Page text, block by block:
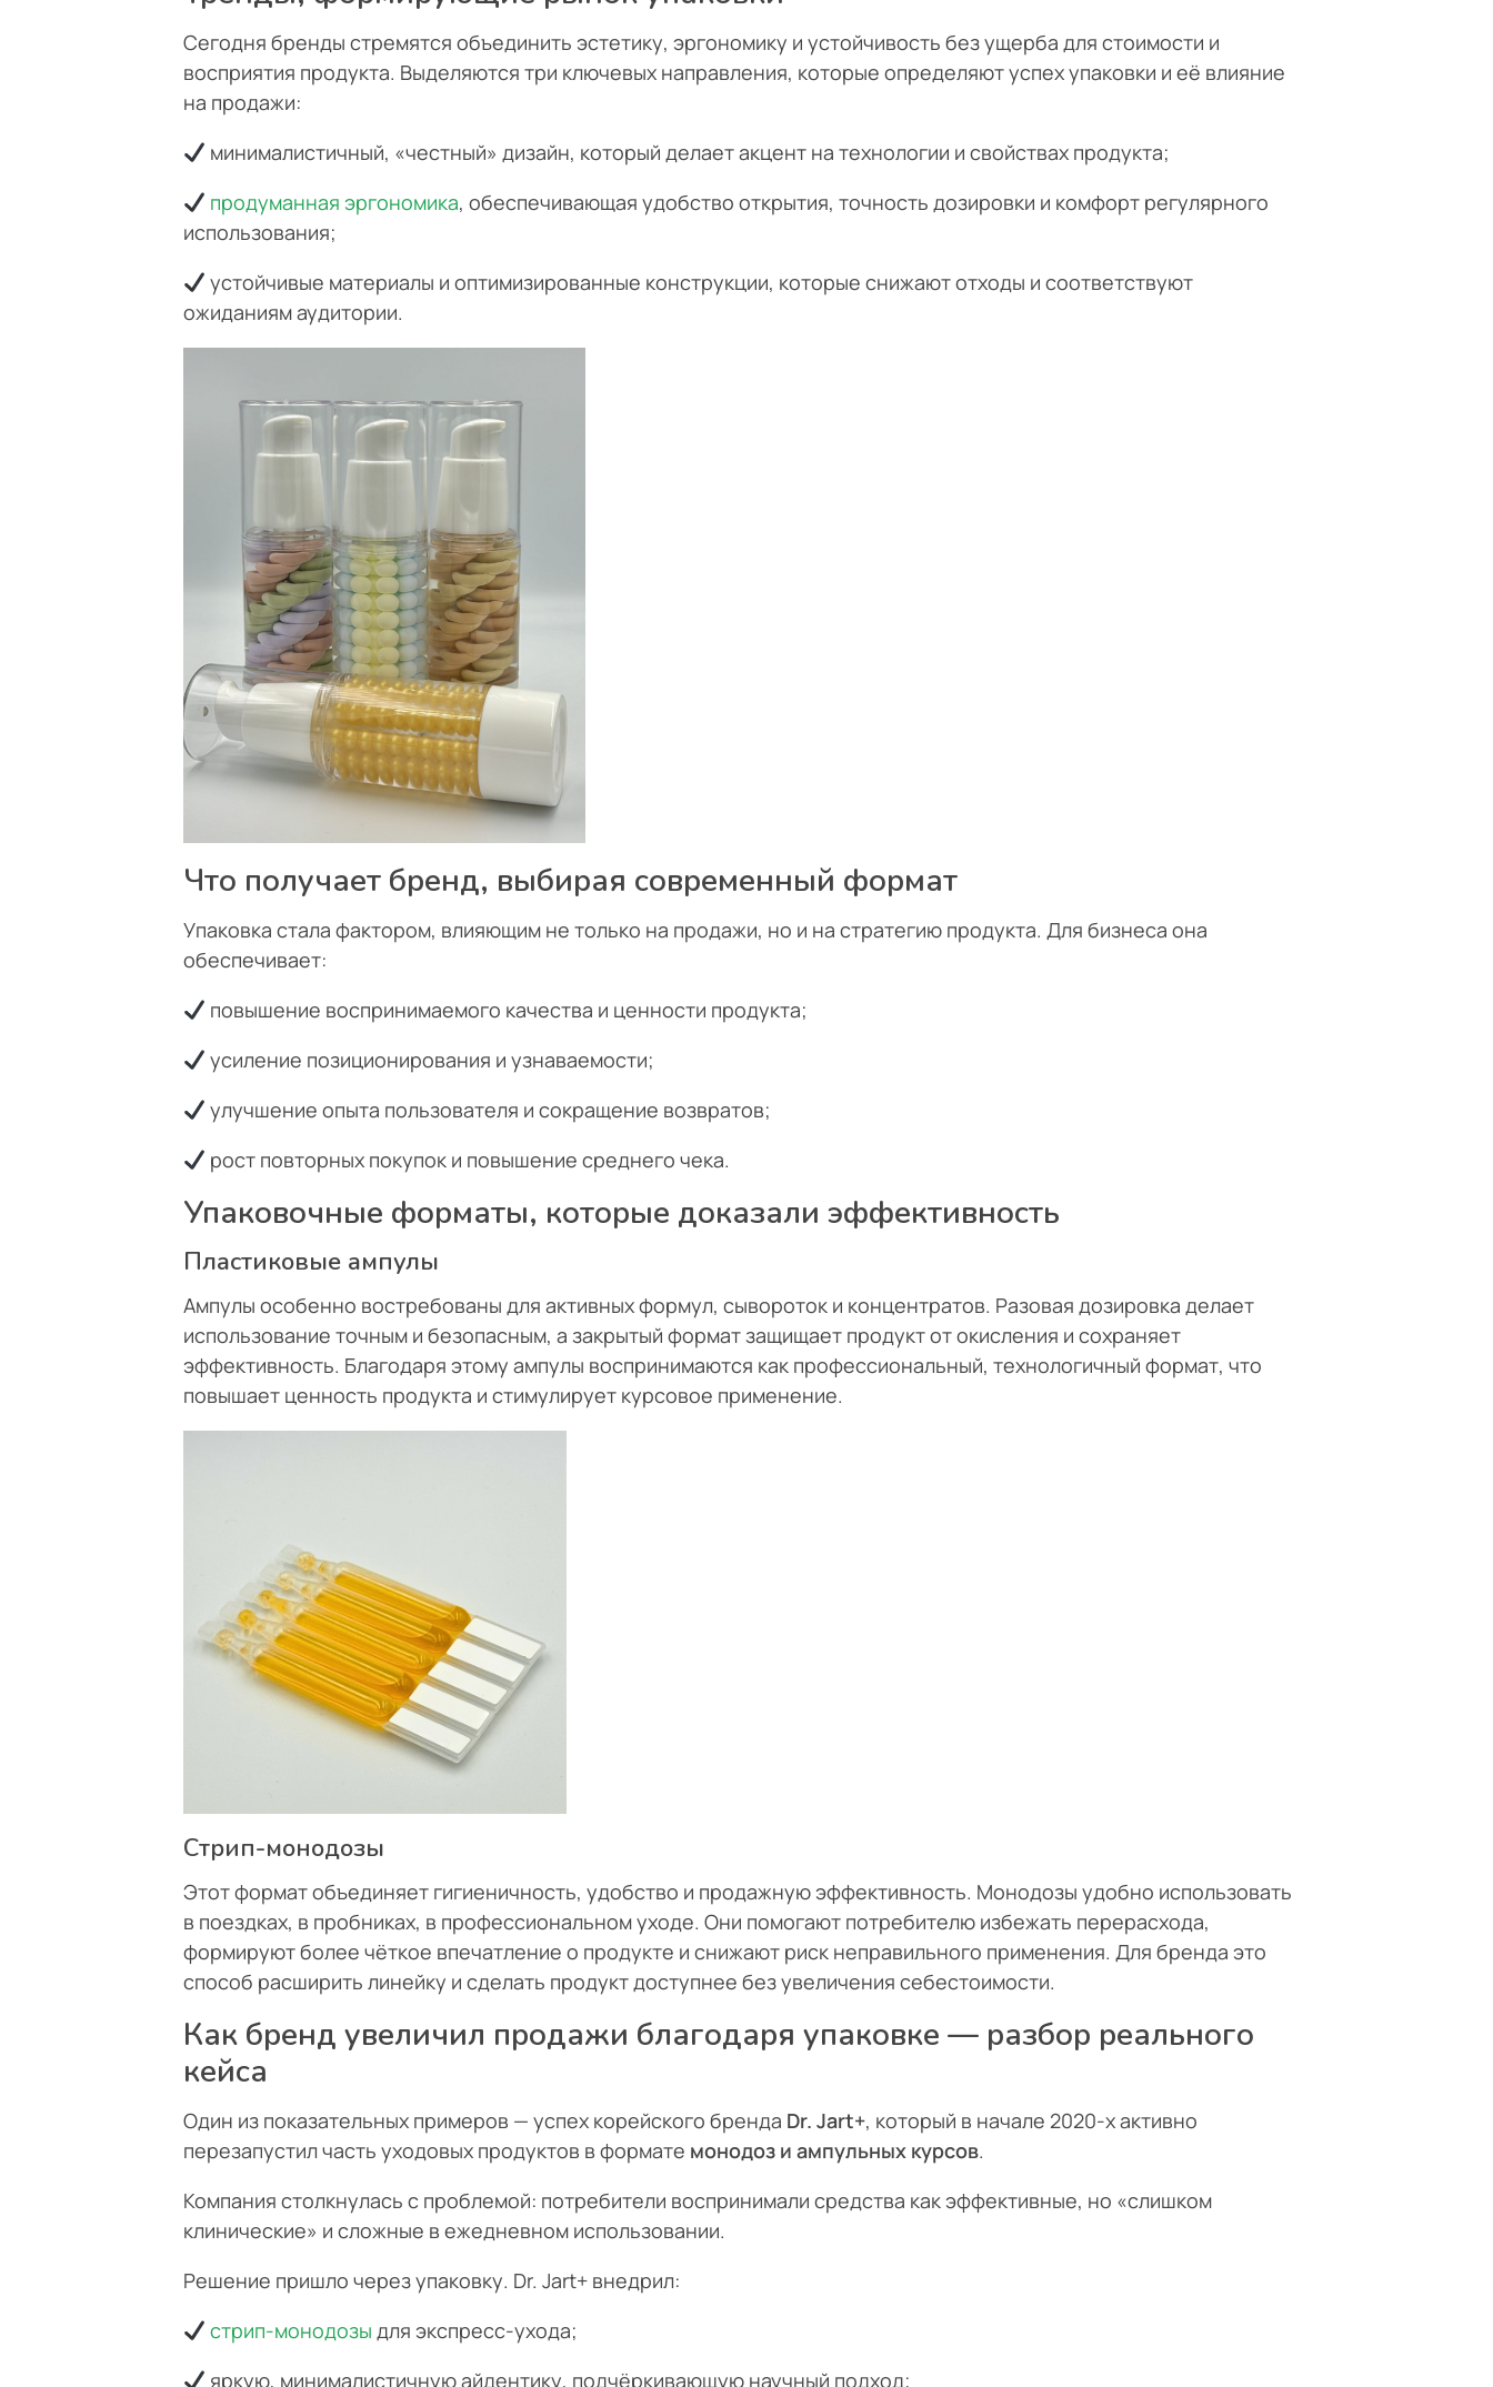
Сегодня бренды стремятся объединить эстетику, эргономику и устойчивость без ущерба для стоимости и
восприятия продукта. Выделяются три ключевых направления, которые определяют успех упаковки и её влияние
на продажи:
минималистичный, «честный» дизайн, который делает акцент на технологии и свойствах продукта;
продуманная эргономика, обеспечивающая удобство открытия, точность дозировки и комфорт регулярного
использования;
устойчивые материалы и оптимизированные конструкции, которые снижают отходы и соответствуют
ожиданиям аудитории.
Что получает бренд, выбирая современный формат
Упаковка стала фактором, влияющим не только на продажи, но и на стратегию продукта. Для бизнеса она
обеспечивает:
повышение воспринимаемого качества и ценности продукта;
усиление позиционирования и узнаваемости;
улучшение опыта пользователя и сокращение возвратов;
рост повторных покупок и повышение среднего чека.
Упаковочные форматы, которые доказали эффективность
Пластиковые ампулы
Ампулы особенно востребованы для активных формул, сывороток и концентратов. Разовая дозировка делает
использование точным и безопасным, а закрытый формат защищает продукт от окисления и сохраняет
эффективность. Благодаря этому ампулы воспринимаются как профессиональный, технологичный формат, что
повышает ценность продукта и стимулирует курсовое применение.
Стрип-монодозы
Этот формат объединяет гигиеничность, удобство и продажную эффективность. Монодозы удобно использовать
в поездках, в пробниках, в профессиональном уходе. Они помогают потребителю избежать перерасхода,
формируют более чёткое впечатление о продукте и снижают риск неправильного применения. Для бренда это
способ расширить линейку и сделать продукт доступнее без увеличения себестоимости.
Как бренд увеличил продажи благодаря упаковке — разбор реального
кейса
Один из показательных примеров — успех корейского бренда Dr. Jart+, который в начале 2020-х активно
перезапустил часть уходовых продуктов в формате монодоз и ампульных курсов.
Компания столкнулась с проблемой: потребители воспринимали средства как эффективные, но «слишком
клинические» и сложные в ежедневном использовании.
Решение пришло через упаковку. Dr. Jart+ внедрил:
стрип-монодозы для экспресс-ухода;
яркую, минималистичную айдентику, подчёркивающую научный подход;